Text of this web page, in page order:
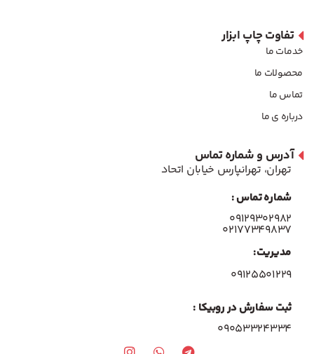
تفاوت چاپ ابزار
خدمات ما
محصولات ما
تماس ما
درباره ی ما
آدرس و شماره تماس
تهران، تهرانپارس خیابان اتحاد
شماره تماس :
۰۹۱۲۹۳۰۲۹۸۲
۰۲۱۷۷۳۴۹۸۳۷
مدیریت:
۰۹۱۲۵۵۰۱۲۲۹
ثبت سفارش در روبیکا :
09053324334